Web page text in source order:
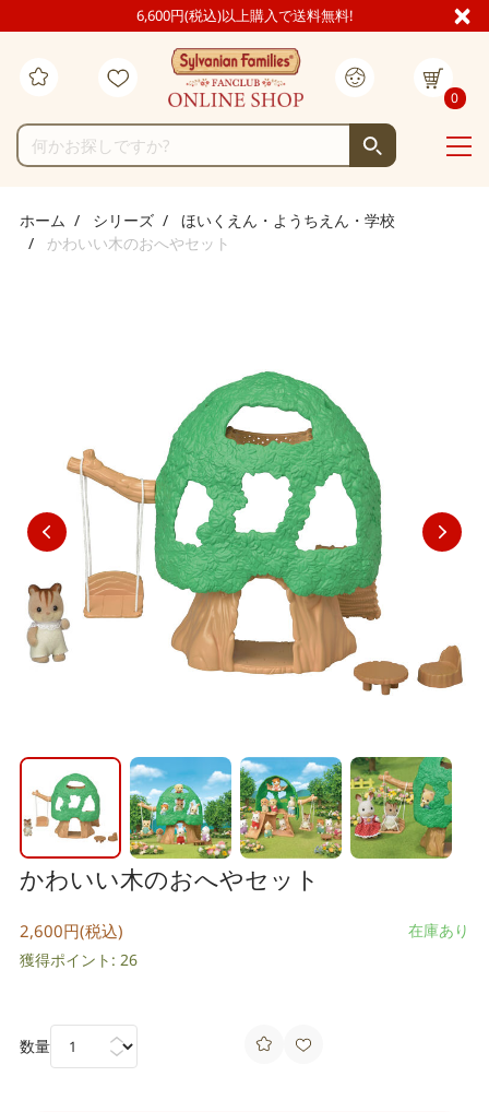
6,600円(税込)以上購入で送料無料!
0
ホーム シリーズ
ほいくえん・ようちえん・学校
かわいい木のおへやセット
かわいい木のおへやセット
2,600円(税込)
獲得ポイント: 26
在庫あり
数量